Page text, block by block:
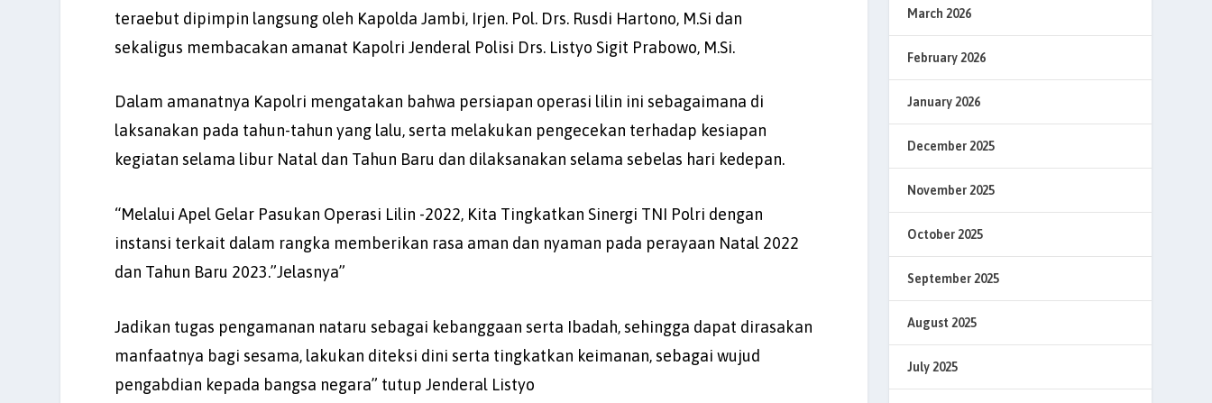
teraebut dipimpin langsung oleh Kapolda Jambi, Irjen. Pol. Drs. Rusdi Hartono, M.Si dan
sekaligus membacakan amanat Kapolri Jenderal Polisi Drs. Listyo Sigit Prabowo, M.Si.
Dalam amanatnya Kapolri mengatakan bahwa persiapan operasi lilin ini sebagaimana di
laksanakan pada tahun-tahun yang lalu, serta melakukan pengecekan terhadap kesiapan
kegiatan selama libur Natal dan Tahun Baru dan dilaksanakan selama sebelas hari kedepan.
“Melalui Apel Gelar Pasukan Operasi Lilin -2022, Kita Tingkatkan Sinergi TNI Polri dengan
instansi terkait dalam rangka memberikan rasa aman dan nyaman pada perayaan Natal 2022
dan Tahun Baru 2023.”Jelasnya”
Jadikan tugas pengamanan nataru sebagai kebanggaan serta Ibadah, sehingga dapat dirasakan
manfaatnya bagi sesama, lakukan diteksi dini serta tingkatkan keimanan, sebagai wujud
pengabdian kepada bangsa negara” tutup Jenderal Listyo
March 2026
February 2026
January 2026
December 2025
November 2025
October 2025
September 2025
August 2025
July 2025